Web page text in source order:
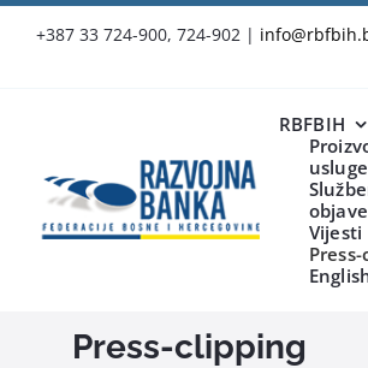
+387 33 724-900, 724-902 |
RBFBIH
usluge
objave
Vijesti
Press-clipping